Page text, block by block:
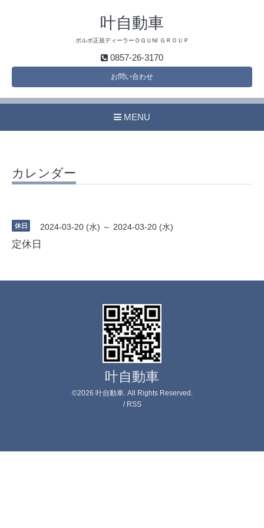
叶自動車
ボルボ正規ディーラーＯＧＵNI ＧＲＯＵＰ
0857-26-3170
お問い合わせ
MENU
カレンダー
休日 2024-03-20 (水) ～ 2024-03-20 (水)
定休日
叶自動車
©2026 叶自動車. All Rights Reserved.
/ RSS